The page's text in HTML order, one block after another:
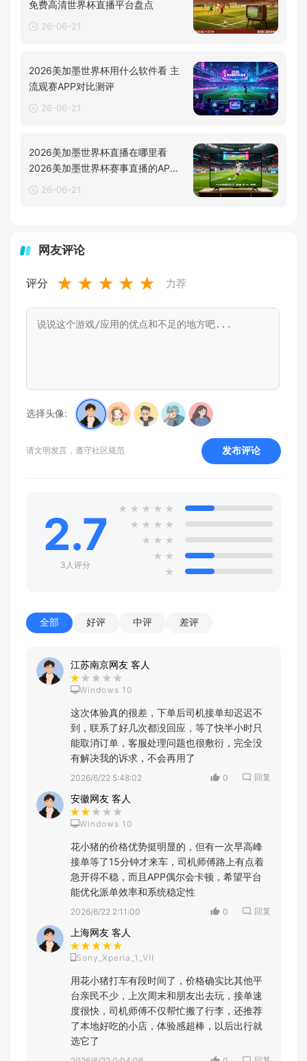
免费高清世界杯直播平台盘点
26-06-21
2026美加墨世界杯用什么软件看 主
流观赛APP对比测评
26-06-21
2026美加墨世界杯直播在哪里看
2026美加墨世界杯赛事直播的APP
汇 26-06-21
网友评论
评分 ★ ★ ★ ★ ★ 力荐
选择头像:
请文明发言，遵守社区规范 发布评论
2.7
3人评分
★ ★ ★ ★ ★
★ ★ ★ ★
★ ★ ★
★ ★
★
全部 好评 中评 差评
江苏南京网友 客人
Windows 10
这次体验真的很差，下单后司机接单却迟迟不
到，联系了好几次都没回应，等了快半小时只
能取消订单，客服处理问题也很敷衍，完全没
有解决我的诉求，不会再用了
2026/6/22 5:48:02 0 回复
安徽网友 客人
Windows 10
花小猪的价格优势挺明显的，但有一次早高峰
接单等了15分钟才来车，司机师傅路上有点着
急开得不稳，而且APP偶尔会卡顿，希望平台
能优化派单效率和系统稳定性
2026/6/22 2:11:00 0 回复
上海网友 客人
Sony_Xperia_1_VII
用花小猪打车有段时间了，价格确实比其他平
台亲民不少，上次周末和朋友出去玩，接单速
度很快，司机师傅不仅帮忙搬了行李，还推荐
了本地好吃的小店，体验感超棒，以后出行就
选它了